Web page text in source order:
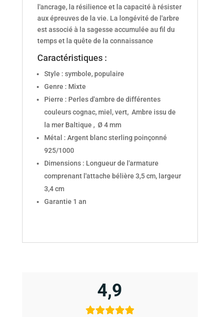
l'ancrage, la résilience et la capacité à résister
aux épreuves de la vie. La longévité de l'arbre
est associé à la sagesse accumulée au fil du
temps et la quête de la connaissance
Caractéristiques :
Style : symbole, populaire
Genre : Mixte
Pierre : Perles d'ambre de différentes
couleurs cognac, miel, vert, Ambre issu de
la mer Baltique , Ø 4 mm
Métal : Argent blanc sterling poinçonné
925/1000
Dimensions : Longueur de l'armature
comprenant l'attache bélière 3,5 cm, largeur
3,4 cm
Garantie 1 an
4,9